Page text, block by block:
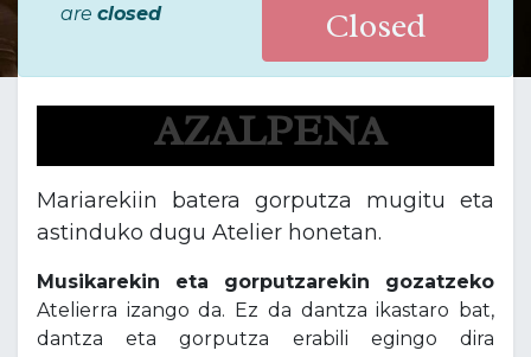
are closed
Closed
AZALPENA
Mariarekiin batera gorputza mugitu eta
astinduko dugu Atelier honetan.
Musikarekin eta gorputzarekin gozatzeko
Atelierra izango da. Ez da dantza ikastaro bat,
dantza eta gorputza erabili egingo dira